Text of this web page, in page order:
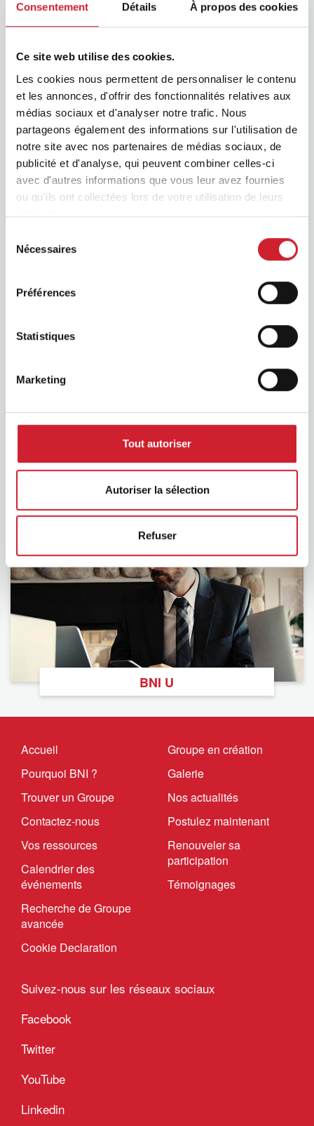
Consentement Détails À propos des cookies
Ce site web utilise des cookies.
Les cookies nous permettent de personnaliser le contenu
et les annonces, d'offrir des fonctionnalités relatives aux
médias sociaux et d'analyser notre trafic. Nous
partageons également des informations sur l'utilisation de
notre site avec nos partenaires de médias sociaux, de
publicité et d'analyse, qui peuvent combiner celles-ci
avec d'autres informations que vous leur avez fournies
ou qu'ils ont collectées lors de votre utilisation de leurs
services.
Nécessaires
Préférences
Statistiques
Marketing
Tout autoriser
Autoriser la sélection
Refuser
BNI
BNI Foundation
BNI U
Accueil
Pourquoi BNI ?
Trouver un Groupe
Contactez-nous
Vos ressources
Calendrier des
événements
Recherche de Groupe
avancée
Cookie Declaration
Groupe en création
Galerie
Nos actualités
Postulez maintenant
Renouveler sa
participation
Témoignages
Suivez-nous sur les réseaux sociaux
Facebook
Twitter
YouTube
Linkedin